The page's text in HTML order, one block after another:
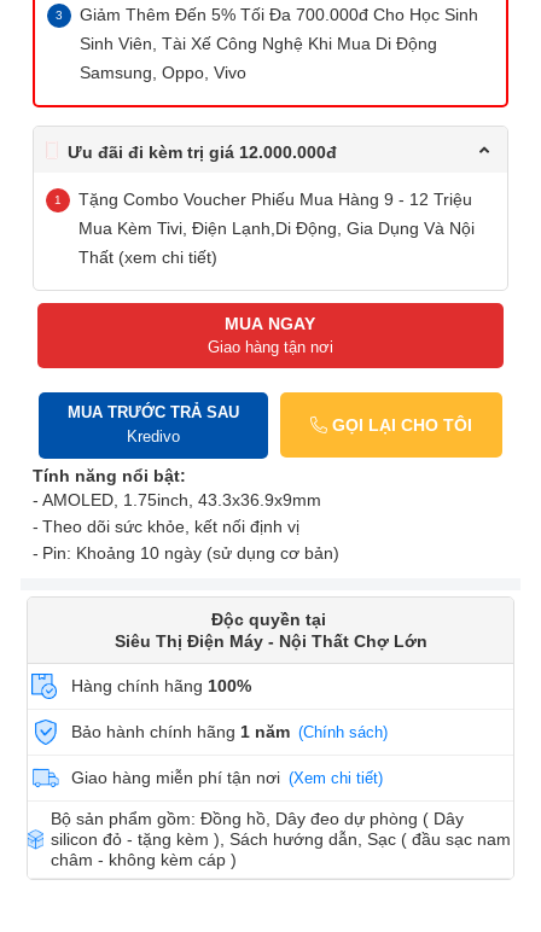
Giảm Thêm Đến 5% Tối Đa 700.000đ Cho Học Sinh
Sinh Viên, Tài Xế Công Nghệ Khi Mua Di Động
Samsung, Oppo, Vivo
Ưu đãi đi kèm trị giá 12.000.000đ
Tặng Combo Voucher Phiếu Mua Hàng 9 - 12 Triệu
Mua Kèm Tivi, Điện Lạnh,Di Động, Gia Dụng Và Nội
Thất (xem chi tiết)
MUA NGAY
Giao hàng tận nơi
MUA TRƯỚC TRẢ SAU
Kredivo
GỌI LẠI CHO TÔI
Tính năng nổi bật:
AMOLED, 1.75inch, 43.3x36.9x9mm
Theo dõi sức khỏe, kết nối định vị
Pin: Khoảng 10 ngày (sử dụng cơ bản)
Độc quyền tại
Siêu Thị Điện Máy - Nội Thất Chợ Lớn
Hàng chính hãng 100%
Bảo hành chính hãng 1 năm (Chính sách)
Giao hàng miễn phí tận nơi (Xem chi tiết)
Bộ sản phẩm gồm: Đồng hồ, Dây đeo dự phòng ( Dây
silicon đỏ - tặng kèm ), Sách hướng dẫn, Sạc ( đầu sạc nam
châm - không kèm cáp )